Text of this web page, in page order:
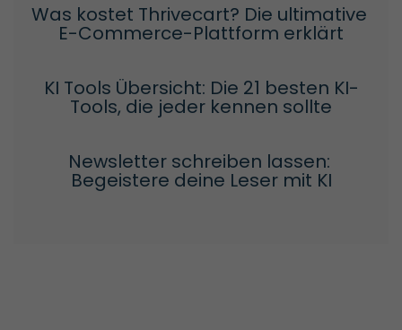
Was kostet Thrivecart? Die ultimative
E-Commerce-Plattform erklärt
KI Tools Übersicht: Die 21 besten KI-
Tools, die jeder kennen sollte
Newsletter schreiben lassen:
Begeistere deine Leser mit KI